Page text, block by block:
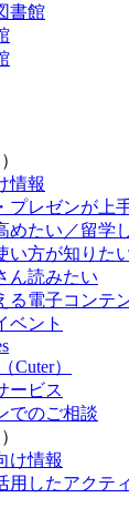
書館
情報
プレゼンが上
めたい／留学
い方が知りた
ん読みたい
る電子コンテ
ベント
Cuter）
ービス
でのご相談
け情報
用したアクテ